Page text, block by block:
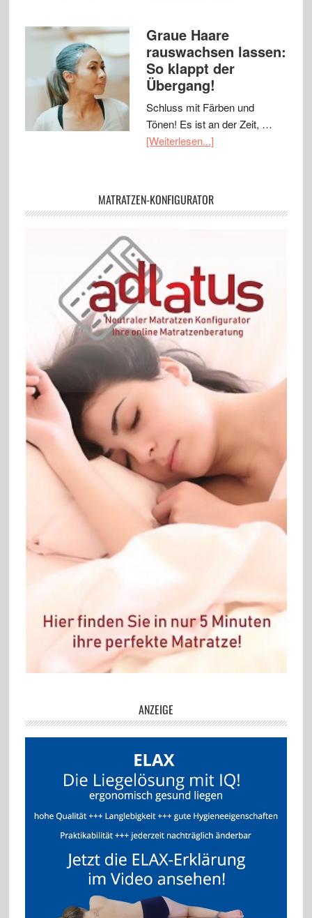
Graue Haare
rauswachsen lassen:
So klappt der
Übergang!
Schluss mit Färben und
Tönen! Es ist an der Zeit, …
[Weiterlesen...]
MATRATZEN-KONFIGURATOR
ANZEIGE